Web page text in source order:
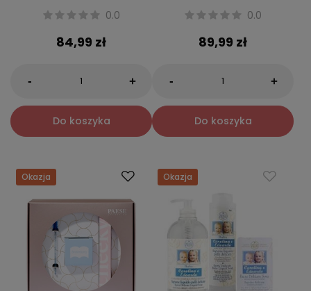
0.0
84,99 zł
- +
Do koszyka
0.0
89,99 zł
- +
Do koszyka
Okazja Okazja